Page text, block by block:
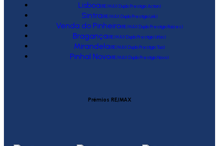
Lisboa(RE/MAX Duplo Prestígio Action)
Sintra(RE/MAX Duplo Prestígio Link)
Venda do Pinheiro(RE/MAX Duplo Prestígio Raízes)
Bragança(RE/MAX Duplo Prestígio Urbis)
Mirandela(RE/MAX Duplo Prestígio Tua)
Pinhal Novo(RE/MAX Duplo Prestígio Novo)
Prémios RE/MAX